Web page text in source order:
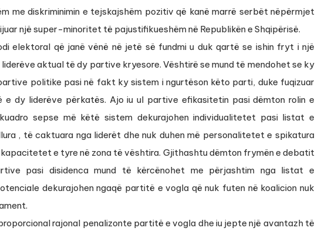
me diskriminimin e tejskajshëm pozitiv që kanë marrë serbët nëpërmjet
një super-minoritet të pajustifikueshëm në Republikën e Shqipërisë.
elektoral që janë vënë në jetë së fundmi u duk qartë se ishin fryt i një
aktual të dy partive kryesore. Vështirë se mund të mendohet se ky
politike pasi në fakt ky sistem i ngurtëson këto parti, duke fuqizuar
e dy liderëve përkatës. Ajo iu ul partive efikasitetin pasi dëmton rolin e
sepse më këtë sistem dekurajohen individualitetet pasi listat e
, të caktuara nga liderët dhe nuk duhen më personalitetet e spikatura
kapacitetet e tyre në zona të vështira. Gjithashtu dëmton frymën e debatit
pasi disidenca mund të kërcënohet me përjashtim nga listat e
dekurajohen ngaqë partitë e vogla që nuk futen në koalicion nuk
rajonal penalizonte partitë e vogla dhe iu jepte një avantazh të